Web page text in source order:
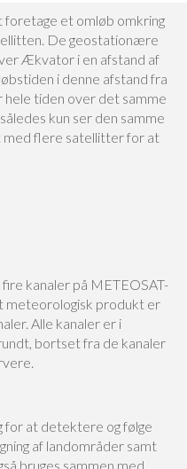
et omløb omkring
De geostationære
Ækvator i en afstand af
i denne afstand fra
hele tiden over det samme
kun ser den samme
med flere satellitter for at
kanaler på METEOSAT-
meteorologisk produkt er
Alle kanaler er i
bortset fra de kanaler
for at detektere og følge
af landområder samt
bruges sammen med